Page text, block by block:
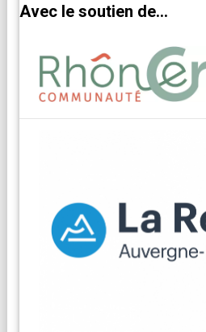
Avec le soutien de...